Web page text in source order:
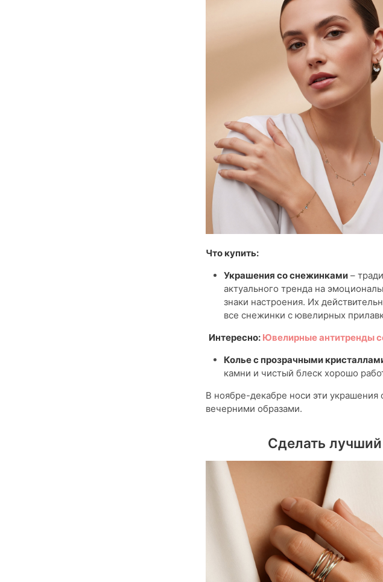
Что купить:
Украшения со снежинками–
актуального тренда на
знаки настроения. Их
все снежинки с ювелирных
Интересно: Ювелирные антитренды
Колье с прозрачными
камни и чистый блеск хорошо
В ноябре-декабре носи эти украшения
вечерними образами.
Сделать